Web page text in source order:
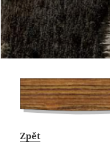
Osada SKOT
Zpět